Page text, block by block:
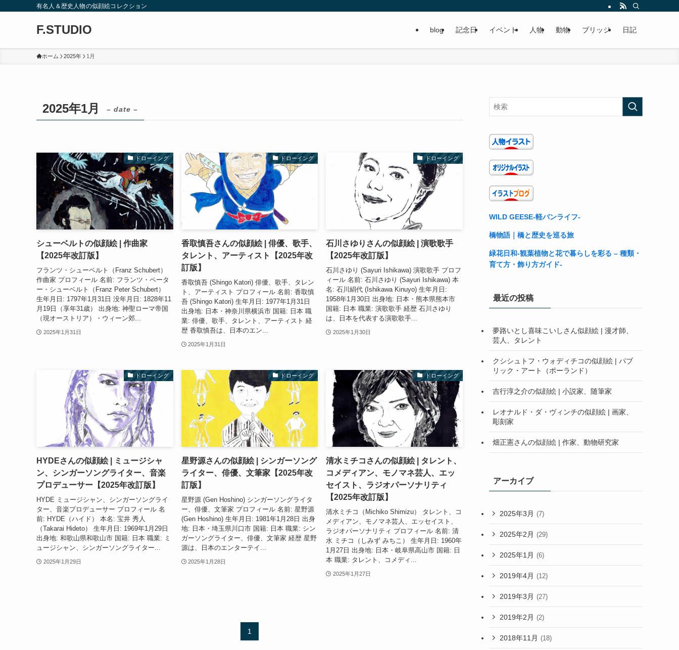
有名人＆歴史人物の似顔絵コレクション
F.STUDIO blog 記念日 イベント 人物 動物 ブリッジ 日記
ホーム 2025年 1月
2025年1月 – date –
ドローイング
シューベルトの似顔絵 | 作曲家
【2025年改訂版】
フランツ・シューベルト（Franz Schubert）
作曲家 プロフィール 名前: フランツ・ペータ
ー・シューベルト（Franz Peter Schubert）
生年月日: 1797年1月31日 没年月日: 1828年11
月19日（享年31歳） 出身地: 神聖ローマ帝国
（現オーストリア）・ウィーン郊...
2025年1月31日
ドローイング
香取慎吾さんの似顔絵 | 俳優、歌手、
タレント、アーティスト【2025年改
訂版】
香取慎吾 (Shingo Katori) 俳優、歌手、タレン
ト、アーティスト プロフィール 名前: 香取慎
吾 (Shingo Katori) 生年月日: 1977年1月31日
出身地: 日本・神奈川県横浜市 国籍: 日本 職
業: 俳優、歌手、タレント、アーティスト 経
歴 香取慎吾は、日本のエン...
2025年1月31日
ドローイング
石川さゆりさんの似顔絵 | 演歌歌手
【2025年改訂版】
石川さゆり (Sayuri Ishikawa) 演歌歌手 プロフ
ィール 名前: 石川さゆり (Sayuri Ishikawa) 本
名: 石川絹代 (Ishikawa Kinuyo) 生年月日:
1958年1月30日 出身地: 日本・熊本県熊本市
国籍: 日本 職業: 演歌歌手 経歴 石川さゆり
は、日本を代表する演歌歌手...
2025年1月30日
ドローイング
HYDEさんの似顔絵 | ミュージシャ
ン、シンガーソングライター、音楽
プロデューサー【2025年改訂版】
HYDE ミュージシャン、シンガーソングライ
ター、音楽プロデューサー プロフィール 名
前: HYDE（ハイド） 本名: 宝井 秀人
（Takarai Hideto） 生年月日: 1969年1月29日
出身地: 和歌山県和歌山市 国籍: 日本 職業: ミ
ュージシャン、シンガーソングライター...
2025年1月29日
ドローイング
星野源さんの似顔絵 | シンガーソング
ライター、俳優、文筆家【2025年改
訂版】
星野源 (Gen Hoshino) シンガーソングライタ
ー、俳優、文筆家 プロフィール 名前: 星野源
(Gen Hoshino) 生年月日: 1981年1月28日 出身
地: 日本・埼玉県川口市 国籍: 日本 職業: シン
ガーソングライター、俳優、文筆家 経歴 星野
源は、日本のエンターテイ...
2025年1月28日
ドローイング
清水ミチコさんの似顔絵 | タレント、
コメディアン、モノマネ芸人、エッ
セイスト、ラジオパーソナリティ
【2025年改訂版】
清水ミチコ（Michiko Shimizu） タレント、コ
メディアン、モノマネ芸人、エッセイスト、
ラジオパーソナリティ プロフィール 名前: 清
水 ミチコ（しみず みちこ） 生年月日: 1960年
1月27日 出身地: 日本・岐阜県高山市 国籍: 日
本 職業: タレント、コメディ...
2025年1月27日
1
WILD GEESE-軽バンライフ-
橋物語｜橋と歴史を巡る旅
緑花日和-観葉植物と花で暮らしを彩る – 種類・
育て方・飾り方ガイド-
最近の投稿
夢路いとし喜味こいしさん似顔絵 | 漫才師、
芸人、タレント
クシシュトフ・ウォディチコの似顔絵 | パブ
リック・アート（ポーランド）
吉行淳之介の似顔絵 | 小説家、随筆家
レオナルド・ダ・ヴィンチの似顔絵 | 画家、
彫刻家
畑正憲さんの似顔絵 | 作家、動物研究家
アーカイブ
2025年3月 (7)
2025年2月 (29)
2025年1月 (6)
2019年4月 (12)
2019年3月 (27)
2019年2月 (2)
2018年11月 (18)